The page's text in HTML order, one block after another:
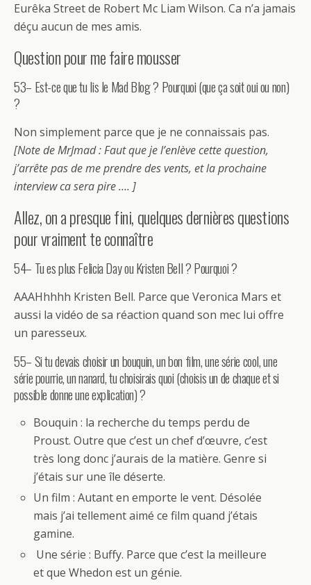
Eurêka Street de Robert Mc Liam Wilson. Ca n’a jamais
déçu aucun de mes amis.
Question pour me faire mousser
53– Est-ce que tu lis le Mad Blog ? Pourquoi (que ça soit oui ou non)
?
Non simplement parce que je ne connaissais pas.
[Note de MrJmad : Faut que je l’enlève cette question,
j’arrête pas de me prendre des vents, et la prochaine
interview ca sera pire …. ]
Allez, on a presque fini, quelques dernières questions
pour vraiment te connaître
54– Tu es plus Felicia Day ou Kristen Bell ? Pourquoi ?
AAAHhhhh Kristen Bell. Parce que Veronica Mars et
aussi la vidéo de sa réaction quand son mec lui offre
un paresseux.
55– Si tu devais choisir un bouquin, un bon film, une série cool, une
série pourrie, un nanard, tu choisirais quoi (choisis un de chaque et si
possible donne une explication) ?
Bouquin : la recherche du temps perdu de
Proust. Outre que c’est un chef d’œuvre, c’est
très long donc j’aurais de la matière. Genre si
j’étais sur une île déserte.
Un film : Autant en emporte le vent. Désolée
mais j’ai tellement aimé ce film quand j’étais
gamine.
Une série : Buffy. Parce que c’est la meilleure
et que Whedon est un génie.